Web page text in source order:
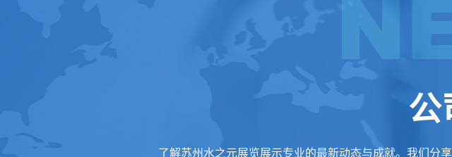
公
了解苏州水之元展览展示专业的最新动态与成就。我们分